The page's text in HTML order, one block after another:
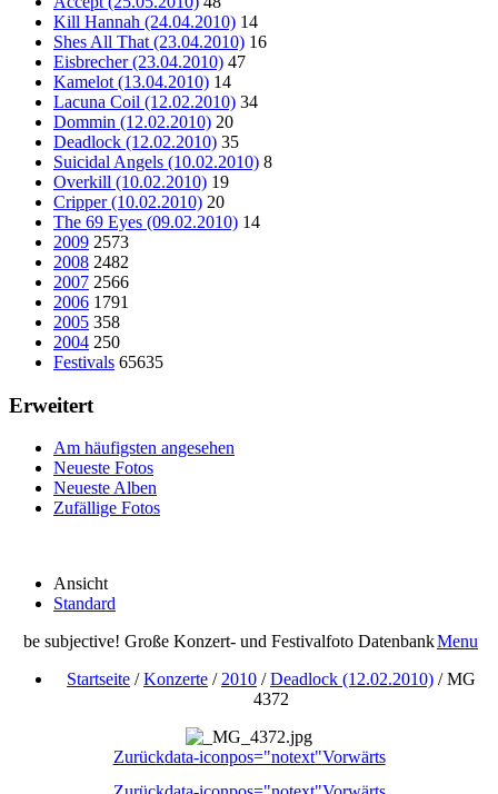
Kill Hannah (24.04.2010) 14
Shes All That (23.04.2010) 16
Eisbrecher (23.04.2010) 47
Kamelot (13.04.2010) 14
Lacuna Coil (12.02.2010) 34
Dommin (12.02.2010) 20
Deadlock (12.02.2010) 35
Suicidal Angels (10.02.2010) 8
Overkill (10.02.2010) 19
Cripper (10.02.2010) 20
The 69 Eyes (09.02.2010) 14
2009 2573
2008 2482
2007 2566
2006 1791
2005 358
2004 250
Festivals 65635
Erweitert
Am häufigsten angesehen
Neueste Fotos
Neueste Alben
Zufällige Fotos
Ansicht
Standard
be subjective! Große Konzert- und Festivalfoto DatenbankMenu
Startseite /Konzerte / 2010 /Deadlock (12.02.2010) /MG
4372
Zurückdata-iconpos="notext"Vorwärts